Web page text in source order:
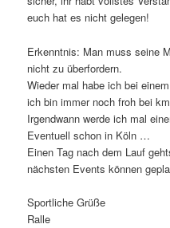
euch hat es nicht gelegen!
Erkenntnis: Man muss seine
nicht zu überfordern.
Wieder mal habe ich bei
ich bin immer noch froh bei
Irgendwann werde ich mal
Eventuell schon in Köln …
Einen Tag nach dem Lauf
nächsten Events können
Sportliche Grüße
Ralle